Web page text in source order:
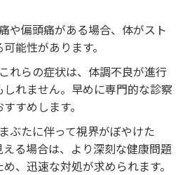
や偏頭痛がある場合、体がスト
能性があります。
れらの症状は、体調不良が進行
しれません。早めに専門的な診察
すめします。
ぶたに伴って視界がぼやけた
える場合は、より深刻な健康問題
、迅速な対処が求められます。